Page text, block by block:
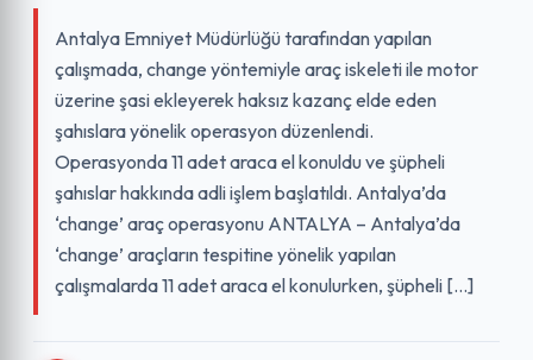
Antalya Emniyet Müdürlüğü tarafından yapılan
çalışmada, change yöntemiyle araç iskeleti ile motor
üzerine şasi ekleyerek haksız kazanç elde eden
şahıslara yönelik operasyon düzenlendi.
Operasyonda 11 adet araca el konuldu ve şüpheli
şahıslar hakkında adli işlem başlatıldı. Antalya’da
‘change’ araç operasyonu ANTALYA – Antalya’da
‘change’ araçların tespitine yönelik yapılan
çalışmalarda 11 adet araca el konulurken, şüpheli […]